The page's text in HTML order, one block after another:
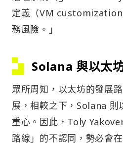
定義（VM customization
務風險。」
Solana 與以太
眾所周知，以太坊的發展
展，相較之下，Solana 則
重心。因此，Toly
路線」的不認同，勢必會